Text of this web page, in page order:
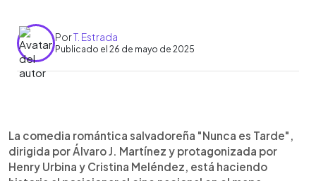
PorT. Estrada
Publicado el 26 de mayo de 2025
Escuchar artículo
La comedia romántica salvadoreña "Nunca es Tarde",
dirigida por Álvaro J. Martínez y protagonizada por
Henry Urbina y Cristina Meléndez, está haciendo